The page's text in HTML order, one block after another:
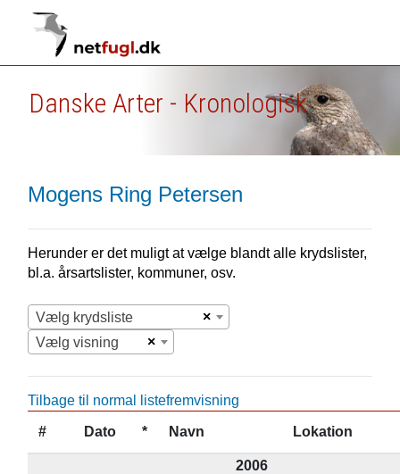
Danske Arter - Kronologisk
Mogens Ring Petersen
Herunder er det muligt at vælge blandt alle krydslister,
bl.a. årsartslister, kommuner, osv.
×
Vælg krydsliste
×
Vælg visning
Tilbage til normal listefremvisning
# Dato * Navn Lokation
2006